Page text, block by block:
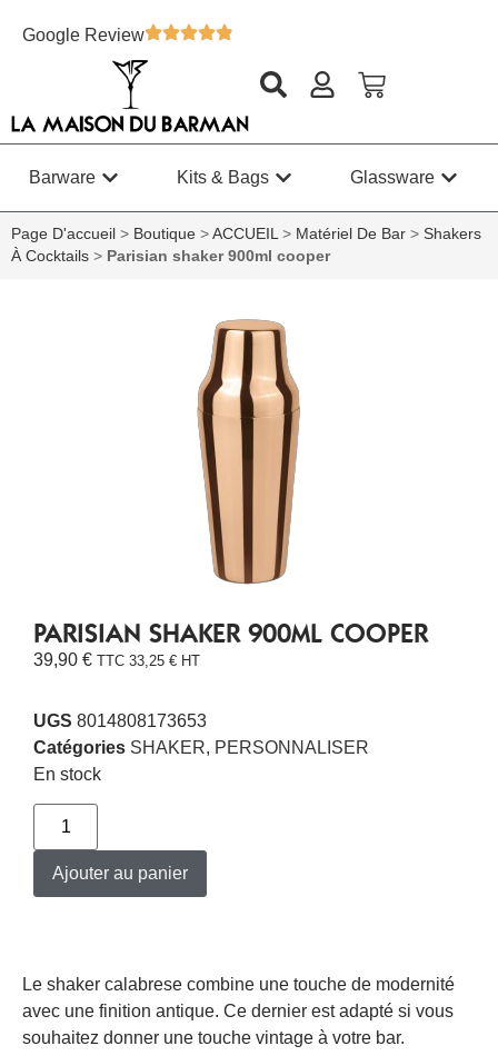
Google Review
Barware Kits & Bags Glassware
Page D'accueil > Boutique > ACCUEIL> Matériel De Bar > Shakers
À Cocktails > Parisian shaker 900ml cooper
PARISIAN SHAKER 900ML COOPER
39,90 € TTC 33,25 € HT
UGS 8014808173653
Catégories SHAKER, PERSONNALISER
En stock
Ajouter au panier
Le shaker calabrese combine une touche de modernité
avec une finition antique. Ce dernier est adapté si vous
souhaitez donner une touche vintage à votre bar.